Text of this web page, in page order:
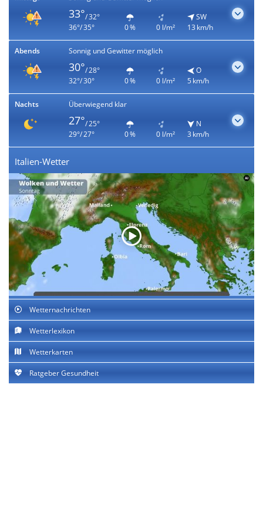
33°/ 32°
36°/ 35°
0 % 0 l/m²
SW
13 km/h
Abends Sonnig und Gewitter möglich
30°/ 28°
32°/ 30°
0 % 0 l/m²
O
5 km/h
Nachts Überwiegend klar
27°/ 25°
29°/ 27°
0 % 0 l/m²
N
3 km/h
Italien-Wetter
Wetternachrichten
Wetterlexikon
Wetterkarten
Ratgeber Gesundheit